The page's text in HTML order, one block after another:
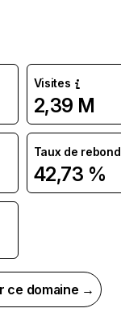
Visites
2,39 M
Taux de rebond
42,73 %
ce domaine →